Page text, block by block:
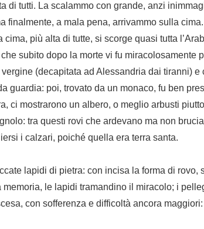
di tutti. La scalammo con grande, anzi
finalmente, a mala pena, arrivammo sulla
più alta di tutte, si scorge quasi tutta
subito dopo la morte vi fu miracolosamente
(decapitata ad Alessandria dai tiranni) e
guardia: poi, trovato da un monaco, fu ben
ci mostrarono un albero, o meglio arbusti
tra questi rovi che ardevano ma non
i calzari, poiché quella era terra santa.
lapidi di pietra: con incisa la forma di rovo,
memoria, le lapidi tramandino il miracolo; i
con sofferenza e difficoltà ancora